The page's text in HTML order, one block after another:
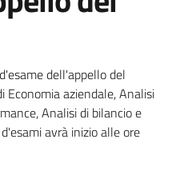
dell'appello del
aziendale, Analisi
Analisi di bilancio e
avrà inizio alle ore